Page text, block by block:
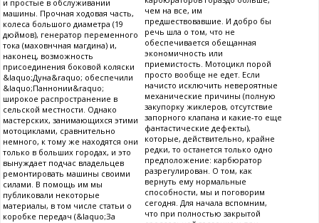
и простые в обслуживании
машины. Прочная ходовая часть,
колеса большого диаметра (19
дюймов), генератор переменного
тока (маховнчная магдина) и,
наконец, возможность
присоединения боковой коляски
&laquo;Дуна&raquo; обеспечили
&laquo;Паннонии&raquo;
широкое распространение в
сельской местности. Однако
мастерских, занимающихся этими
мотоциклами, сравнительно
немного, к тому же находятся они
только в больших городах, и это
вынуждает подчас владельцев
ремонтировать машины своими
силами. В помощь им мы
публиковали некоторые
материалы, в том числе статьи о
коробке передач (&laquo;За
чем на все, им
предшествовавшие. И добро бы
речь шла о том, что не
обеспечивается обещанная
экономичность или
приемистость. Мотоцикл порой
просто вообще не едет. Если
начисто исключить невероятные
механические причины (полную
закупорку жиклеров, отсутствие
запорного клапана и какие-то еще
фантастические дефекты),
которые, действительно, крайне
редки, то останется только одно
предположение: карбюратор
разрегулирован. О том, как
вернуть ему нормальные
способности, мы и поговорим
сегодня. Для начала вспомним,
что при полностью закрытой